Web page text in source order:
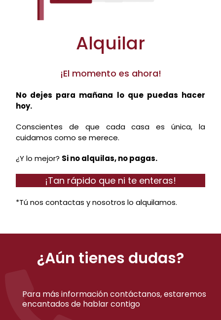
Alquilar
¡El momento es ahora!
No dejes para mañana lo que puedas hacer
hoy.
Conscientes de que cada casa es única, la
cuidamos como se merece.
¿Y lo mejor? Si no alquilas, no pagas.
¡Tan rápido que ni te enteras!
*Tú nos contactas y nosotros lo alquilamos.
¿Aún tienes dudas?
Para más información contáctanos, estaremos
encantados de hablar contigo